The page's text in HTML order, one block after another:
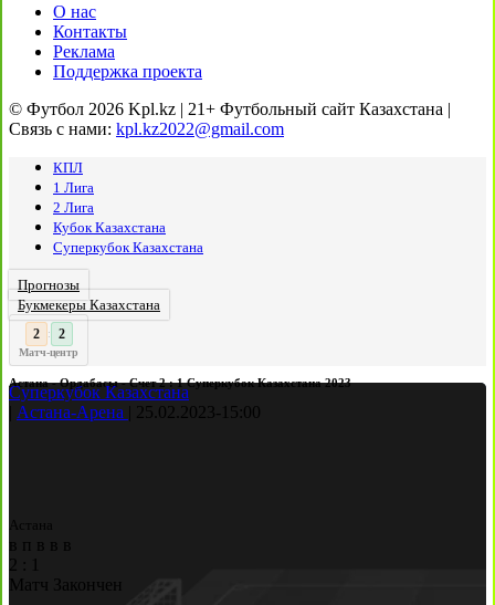
О нас
Контакты
Реклама
Поддержка проекта
© Футбол 2026 Kpl.kz | 21+ Футбольный сайт Казахстана |
Связь с нами: kpl.kz2022@gmail.com
КПЛ
1 Лига
2 Лига
Кубок Казахстана
Суперкубок Казахстана
Прогнозы
Букмекеры Казахстана
3 : 2
Матч-центр
Астана - Ордабасы - Счет 2 : 1 Суперкубок Казахстана 2023
Суперкубок Казахстана
Астана-Арена 25.02.2023- 15:00
Астана
в п в в в
2
1
Матч Закончен